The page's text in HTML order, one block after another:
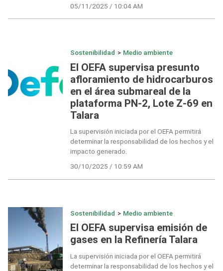
05/11/2025 / 10:04 AM
Sostenibilidad > Medio ambiente
El OEFA supervisa presunto
afloramiento de hidrocarburos
en el área submareal de la
plataforma PN-2, Lote Z-69 en
Talara
La supervisión iniciada por el OEFA permitirá
determinar la responsabilidad de los hechos y el
impacto generado.
30/10/2025 / 10:59 AM
Sostenibilidad > Medio ambiente
El OEFA supervisa emisión de
gases en la Refinería Talara
La supervisión iniciada por el OEFA permitirá
determinar la responsabilidad de los hechos y el